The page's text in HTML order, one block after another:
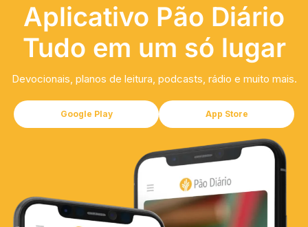
Aplicativo Pão Diário
Tudo em um só lugar
Devocionais, planos de leitura, podcasts, rádio e muito mais.
Google Play App Store